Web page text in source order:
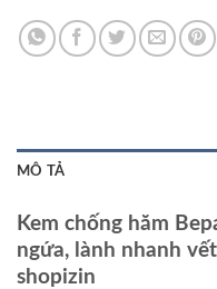
MÔ TẢ
Kem chống hăm
ngứa, lành nhanh
shopizin